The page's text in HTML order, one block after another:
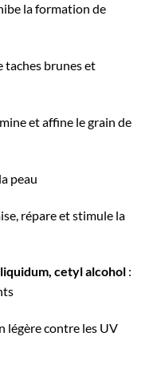
la formation de
taches brunes et
et affine le grain de
peau
répare et stimule la
cetyl alcohol:
légère contre les UV